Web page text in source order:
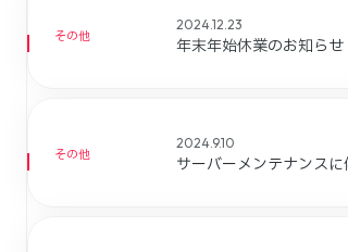
その他
2024.12.23
年末年始休業のお知らせ
その他
2024.9.10
サーバーメンテナンス